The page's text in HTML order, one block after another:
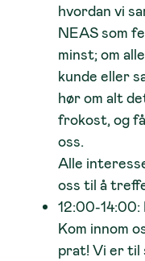
hvordan vi
NEAS som
minst; om
kunde eller
hør om alt
frokost, og
oss.
Alle
oss til å
12:00-14:00:
Kom innom
prat! Vi er til